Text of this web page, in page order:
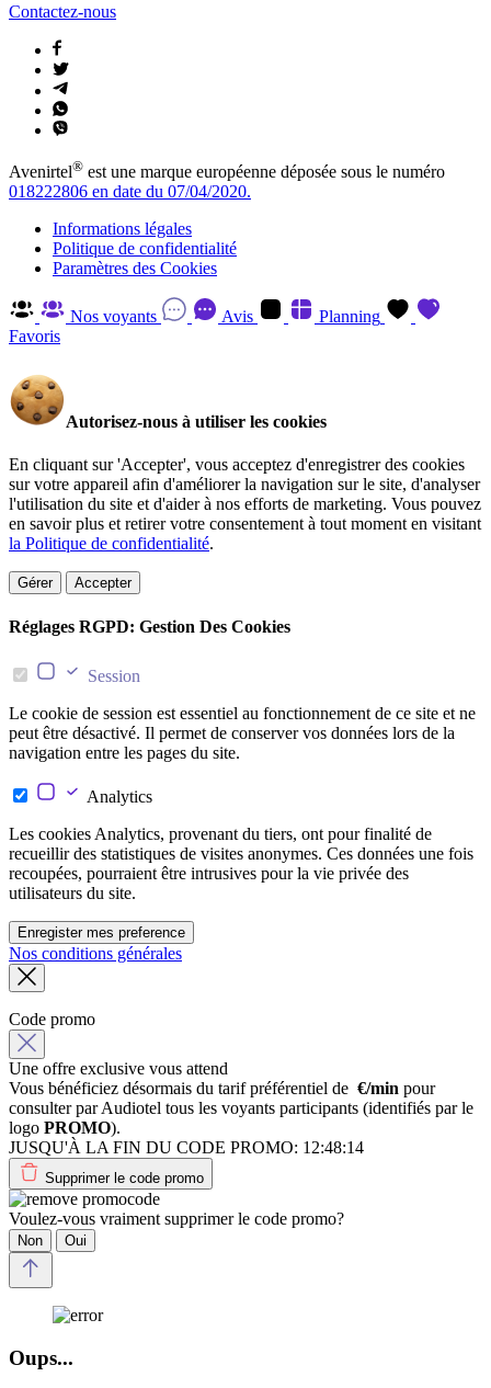
Contactez-nous
Avenirtel® est une marque européenne déposée sous le numéro
018222806 en date du 07/04/2020.
Informations légales
Politique de confidentialité
Paramètres des Cookies
Nos voyants Avis
Planning
Favoris
Autorisez-nous à utiliser les cookies
En cliquant sur 'Accepter', vous acceptez d'enregistrer des cookies
sur votre appareil afin d'améliorer la navigation sur le site, d'analyser
l'utilisation du site et d'aider à nos efforts de marketing. Vous pouvez
en savoir plus et retirer votre consentement à tout moment en visitant
la Politique de confidentialité.
Gérer Accepter
Réglages RGPD: Gestion Des Cookies
Session
Le cookie de session est essentiel au fonctionnement de ce site et ne
peut être désactivé. Il permet de conserver vos données lors de la
navigation entre les pages du site.
Analytics
Les cookies Analytics, provenant du tiers, ont pour finalité de
recueillir des statistiques de visites anonymes. Ces données une fois
recoupées, pourraient être intrusives pour la vie privée des
utilisateurs du site.
Enregister mes preference
Nos conditions générales
Code promo
Une offre exclusive vous attend
Vous bénéficiez désormais du tarif préférentiel de €/min pour
consulter par Audiotel tous les voyants participants (identifiés par le
logo PROMO).
JUSQU'À LA FIN DU CODE PROMO: 12:48:14
Supprimer le code promo
Voulez-vous vraiment supprimer le code promo?
Non Oui
Oups...